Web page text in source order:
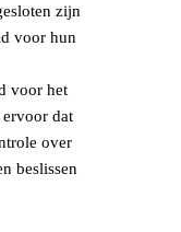
zijn
voor hun
voor het
ervoor dat
over
beslissen